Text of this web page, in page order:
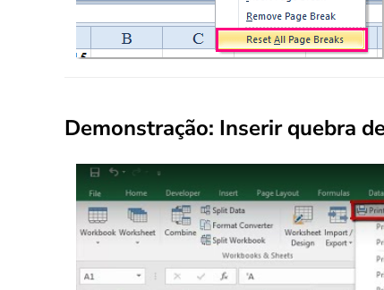
Demonstração: Inserir quebra